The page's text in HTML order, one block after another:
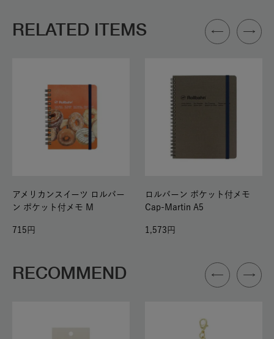
RELATED ITEMS
アメリカンスイーツ ロルバー
ン ポケット付メモ M
715
ロルバーン ポケット付メモ
Cap-Martin A5
1,573
RECOMMEND